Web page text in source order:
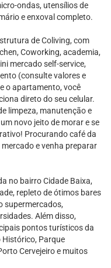
ondas, utensílios de
e enxoval completo.
de Coliving, com
Coworking, academia,
mercado self-service,
(consulte valores e
o apartamento, você
direto do seu celular.
limpeza, manutenção e
novo jeito de morar e se
Procurando café da
e venha preparar
no bairro Cidade Baixa,
repleto de ótimos bares
supermercados,
Além disso,
pontos turísticos da
Histórico, Parque
Cervejeiro e muitos